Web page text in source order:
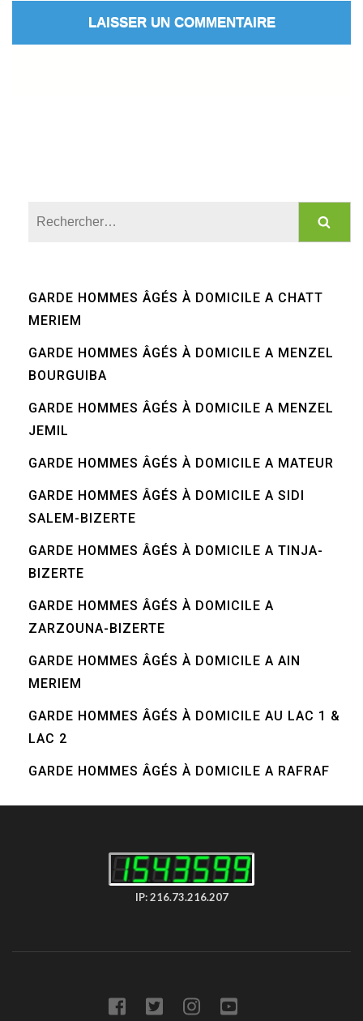
GARDE HOMMES ÂGÉS À DOMICILE A CHATT
MERIEM
GARDE HOMMES ÂGÉS À DOMICILE A MENZEL
BOURGUIBA
GARDE HOMMES ÂGÉS À DOMICILE A MENZEL
JEMIL
GARDE HOMMES ÂGÉS À DOMICILE A MATEUR
GARDE HOMMES ÂGÉS À DOMICILE A SIDI
SALEM-BIZERTE
GARDE HOMMES ÂGÉS À DOMICILE A TINJA-
BIZERTE
GARDE HOMMES ÂGÉS À DOMICILE A
ZARZOUNA-BIZERTE
GARDE HOMMES ÂGÉS À DOMICILE A AIN
MERIEM
GARDE HOMMES ÂGÉS À DOMICILE AU LAC 1 &
LAC 2
GARDE HOMMES ÂGÉS À DOMICILE A RAFRAF
IP: 216.73.216.207